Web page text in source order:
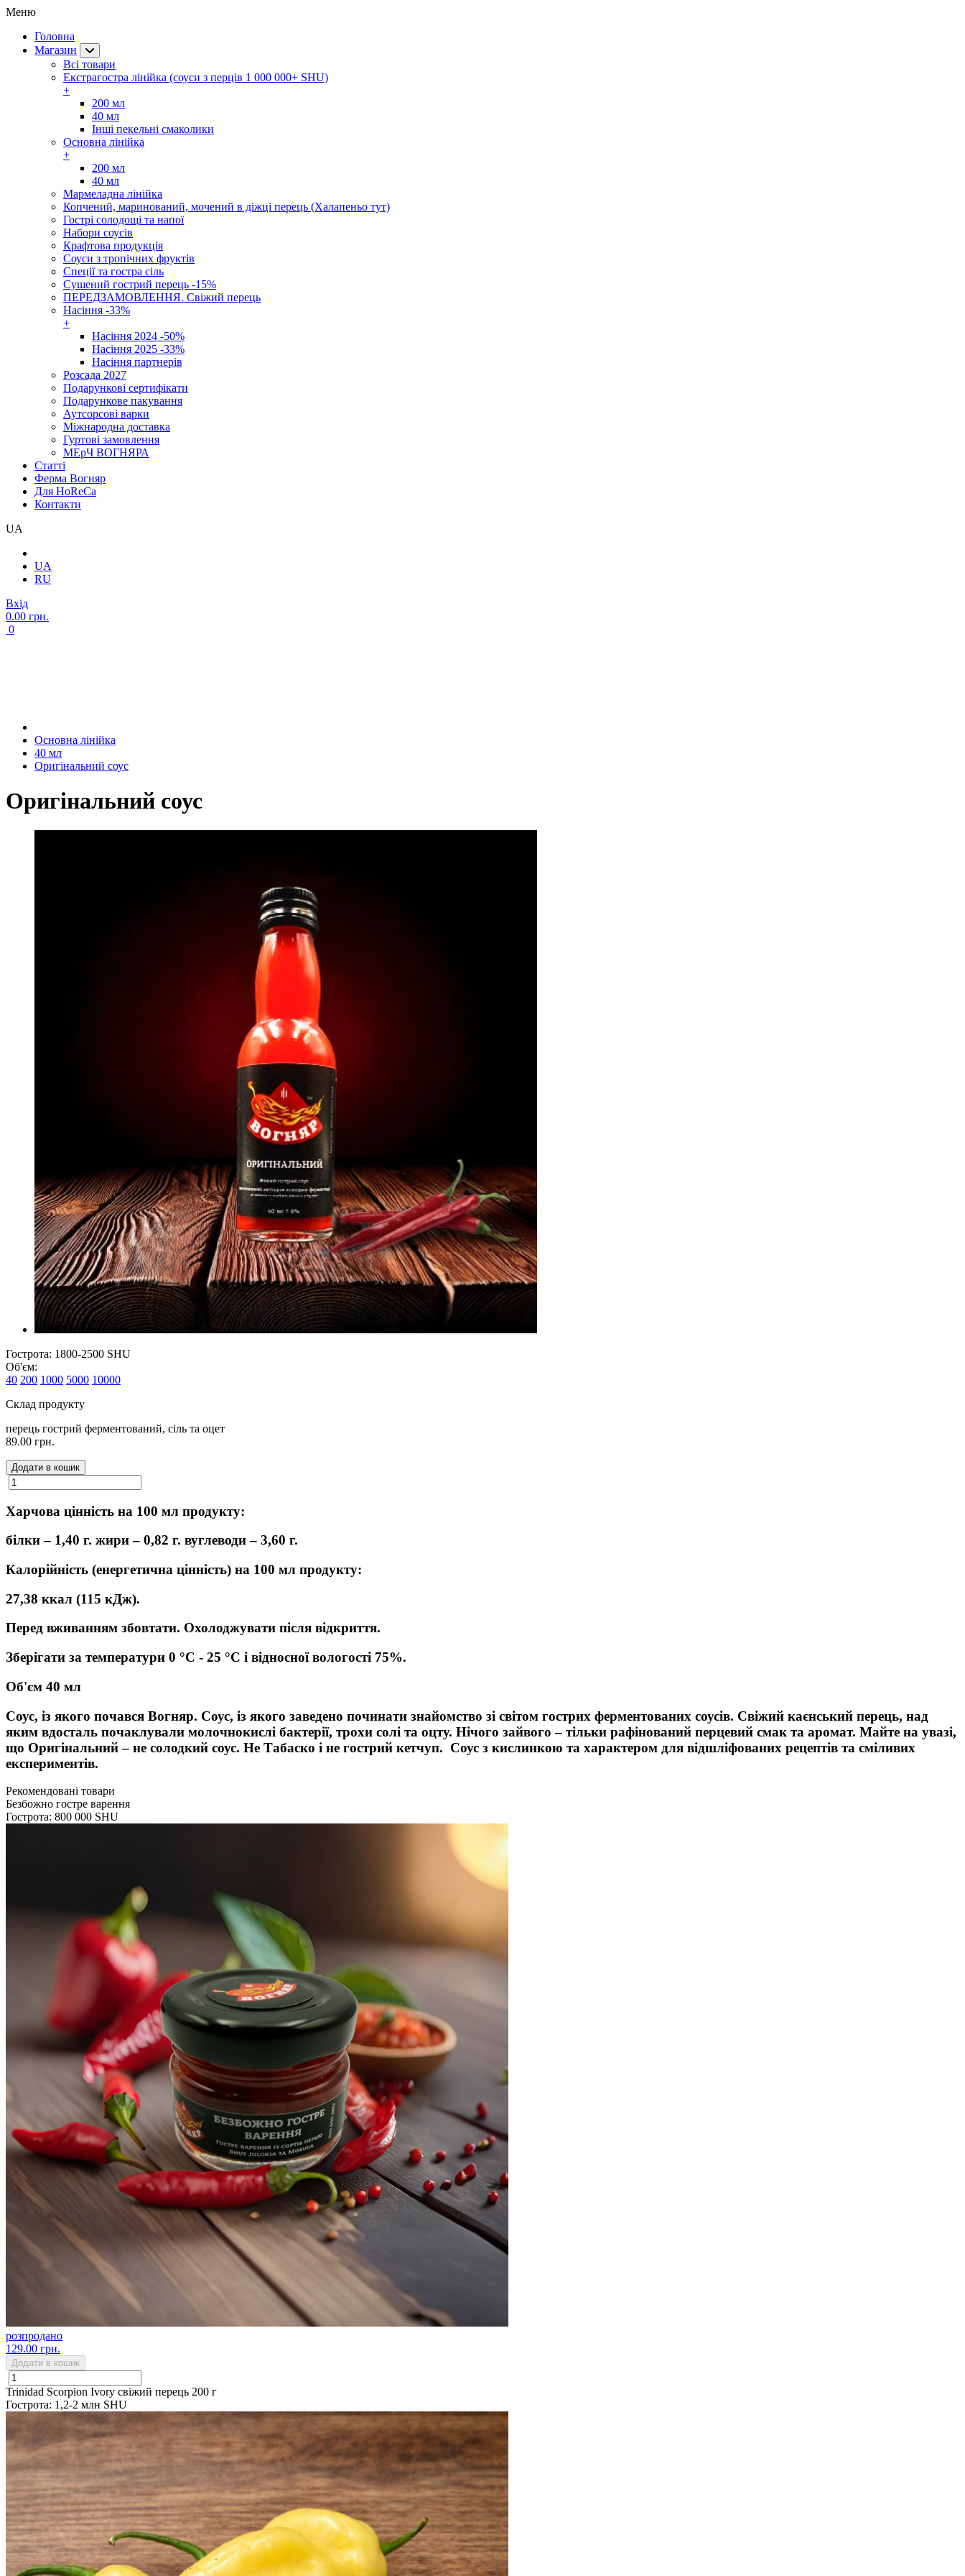
Меню
Головна
Магазин
Всі товари
Екстрагостра лінійка (соуси з перців 1 000 000+ SHU)
+
200 мл
40 мл
Інші пекельні смаколики
Основна лінійка
+
200 мл
40 мл
Мармеладна лінійка
Копчений, маринований, мочений в діжці перець (Халапеньо тут)
Гострі солодощі та напої
Набори соусів
Крафтова продукція
Соуси з тропічних фруктів
Спеції та гостра сіль
Сушений гострий перець -15%
ПЕРЕДЗАМОВЛЕННЯ. Свіжий перець
Насіння -33%
+
Насіння 2024 -50%
Насіння 2025 -33%
Насіння партнерів
Розсада 2027
Подарункові сертифікати
Подарункове пакування
Аутсорсові варки
Міжнародна доставка
Гуртові замовлення
МЕрЧ ВОГНЯРА
Cтатті
Ферма Вогняр
Для HoReCa
Контакти
UA
UA
RU
Вхід
0.00 грн.
0
Основна лінійка
40 мл
Оригінальний соус
Оригінальний соус
Гострота: 1800-2500 SHU
Об'єм:
40 200 1000 5000 10000
Склад продукту
перець гострий ферментований, сіль та оцет
89.00 грн.
Додати в кошик
Харчова цінність на 100 мл продукту:
білки – 1,40 г. жири – 0,82 г. вуглеводи – 3,60 г.
Калорійність (енергетична цінність) на 100 мл продукту:
27,38 ккал (115 кДж).
Перед вживанням збовтати. Охолоджувати після відкриття.
Зберігати за температури 0 °C - 25 °C і відносної вологості 75%.
Об'єм 40 мл
Соус, із якого почався Вогняр. Соус, із якого заведено починати знайомство зі світом гострих ферментованих соусів. Свіжий каєнський перець, над
яким вдосталь почаклували молочнокислі бактерії, трохи солі та оцту. Нічого зайвого – тільки рафінований перцевий смак та аромат. Майте на увазі,
що Оригінальний – не солодкий соус. Не Табаско і не гострий кетчуп. Соус з кислинкою та характером для відшліфованих рецептів та сміливих
експериментів.
Рекомендовані товари
Безбожно гостре варення
Гострота: 800 000 SHU
розпродано
129.00 грн.
Додати в кошик
Trinidad Scorpion Ivory свіжий перець 200 г
Гострота: 1,2-2 млн SHU